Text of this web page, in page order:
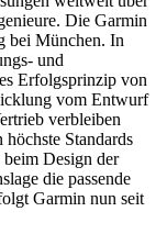
Die Garmin
bei München. In
und
Erfolgsprinzip von
vom Entwurf
verbleiben
Standards
Design der
die passende
Garmin nun seit